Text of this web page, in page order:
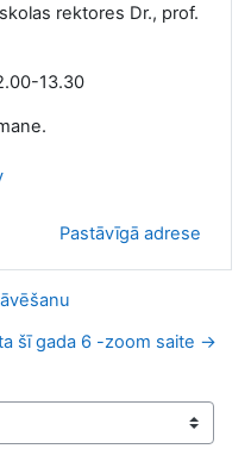
rektores Dr., prof.
13.30
Pastāvīgā adrese
šī gada 6 -zoom saite →